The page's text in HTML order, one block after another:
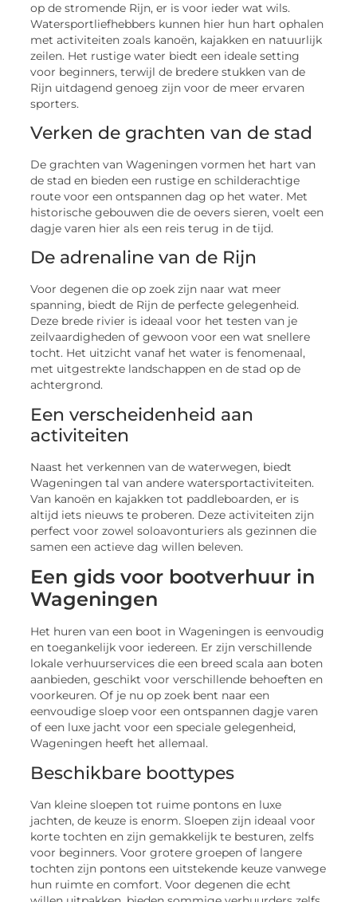
op de stromende Rijn, er is voor ieder wat wils.
Watersportliefhebbers kunnen hier hun hart ophalen
met activiteiten zoals kanoën, kajakken en natuurlijk
zeilen. Het rustige water biedt een ideale setting
voor beginners, terwijl de bredere stukken van de
Rijn uitdagend genoeg zijn voor de meer ervaren
sporters.
Verken de grachten van de stad
De grachten van Wageningen vormen het hart van
de stad en bieden een rustige en schilderachtige
route voor een ontspannen dag op het water. Met
historische gebouwen die de oevers sieren, voelt een
dagje varen hier als een reis terug in de tijd.
De adrenaline van de Rijn
Voor degenen die op zoek zijn naar wat meer
spanning, biedt de Rijn de perfecte gelegenheid.
Deze brede rivier is ideaal voor het testen van je
zeilvaardigheden of gewoon voor een wat snellere
tocht. Het uitzicht vanaf het water is fenomenaal,
met uitgestrekte landschappen en de stad op de
achtergrond.
Een verscheidenheid aan
activiteiten
Naast het verkennen van de waterwegen, biedt
Wageningen tal van andere watersportactiviteiten.
Van kanoën en kajakken tot paddleboarden, er is
altijd iets nieuws te proberen. Deze activiteiten zijn
perfect voor zowel soloavonturiers als gezinnen die
samen een actieve dag willen beleven.
Een gids voor bootverhuur in
Wageningen
Het huren van een boot in Wageningen is eenvoudig
en toegankelijk voor iedereen. Er zijn verschillende
lokale verhuurservices die een breed scala aan boten
aanbieden, geschikt voor verschillende behoeften en
voorkeuren. Of je nu op zoek bent naar een
eenvoudige sloep voor een ontspannen dagje varen
of een luxe jacht voor een speciale gelegenheid,
Wageningen heeft het allemaal.
Beschikbare boottypes
Van kleine sloepen tot ruime pontons en luxe
jachten, de keuze is enorm. Sloepen zijn ideaal voor
korte tochten en zijn gemakkelijk te besturen, zelfs
voor beginners. Voor grotere groepen of langere
tochten zijn pontons een uitstekende keuze vanwege
hun ruimte en comfort. Voor degenen die echt